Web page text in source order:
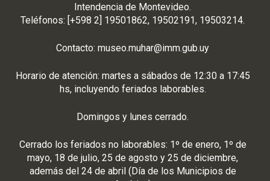
Intendencia de Montevideo.
Teléfonos: [+598 2] 19501862, 19502191, 19503214.
Contacto: museo.muhar@imm.gub.uy
Horario de atención: martes a sábados de 12:30 a 17:45
hs, incluyendo feriados laborables.
Domingos y lunes cerrado.
Cerrado los feriados no laborables: 1º de enero, 1º de
mayo, 18 de julio, 25 de agosto y 25 de diciembre,
además del 24 de abril (Día de los Municipios de